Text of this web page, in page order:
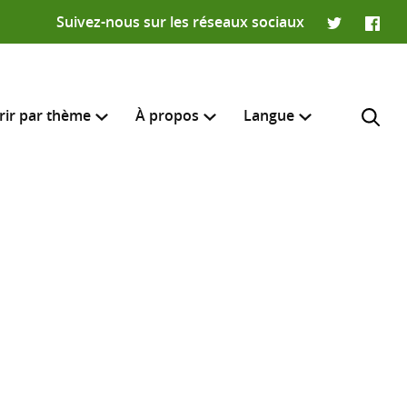
Suivez-nous sur les réseaux sociaux
Twitter
par thème À propos Langue
recherche